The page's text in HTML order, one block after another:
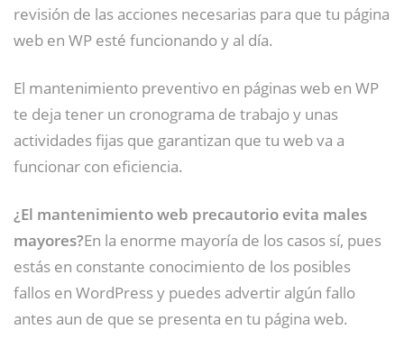
revisión de las acciones necesarias para que tu página
web en WP esté funcionando y al día.
El mantenimiento preventivo en páginas web en WP
te deja tener un cronograma de trabajo y unas
actividades fijas que garantizan que tu web va a
funcionar con eficiencia.
¿El mantenimiento web precautorio evita males
mayores?En la enorme mayoría de los casos sí, pues
estás en constante conocimiento de los posibles
fallos en WordPress y puedes advertir algún fallo
antes aun de que se presenta en tu página web.